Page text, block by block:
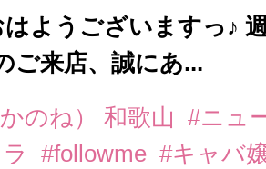
ようございますっ♪
ご来店、誠にあ...
のね） 和歌山
#ニュ
#followme #キャバ